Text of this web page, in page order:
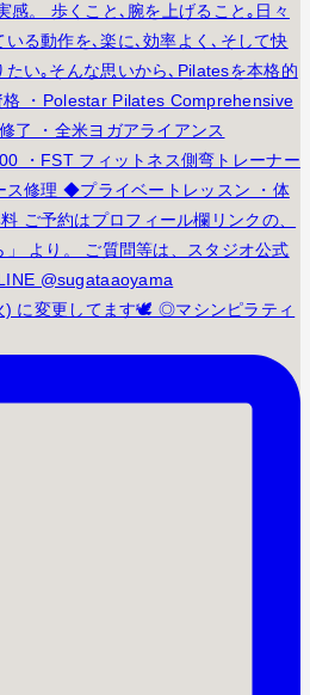
) に変更してます🕊️ ◎マシンピラティ